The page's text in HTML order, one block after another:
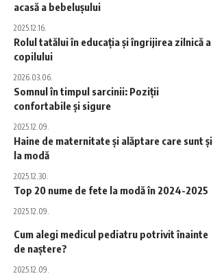
acasă a bebelușului
2025.12.16.
Rolul tatălui în educația și îngrijirea zilnică a
copilului
2026.03.06.
Somnul în timpul sarcinii: Poziții
confortabile și sigure
2025.12.09.
Haine de maternitate și alăptare care sunt și
la modă
2025.12.30.
Top 20 nume de fete la modă în 2024-2025
2025.12.09.
Cum alegi medicul pediatru potrivit înainte
de naștere?
2025.12.09.